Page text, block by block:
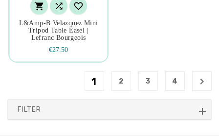
  
L&amp-B Velazquez Mini
Tripod Table Easel |
Lefranc Bourgeois
€27.50
1 2 3 4 
FILTER